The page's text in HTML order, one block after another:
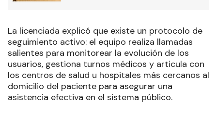
La licenciada explicó que existe un protocolo de
seguimiento activo: el equipo realiza llamadas
salientes para monitorear la evolución de los
usuarios, gestiona turnos médicos y articula con
los centros de salud u hospitales más cercanos al
domicilio del paciente para asegurar una
asistencia efectiva en el sistema público.